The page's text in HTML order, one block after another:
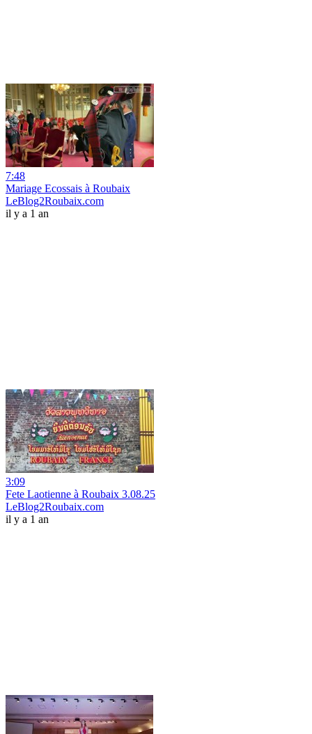
7:48
Mariage Ecossais à Roubaix
LeBlog2Roubaix.com
il y a 1 an
3:09
Fete Laotienne à Roubaix 3.08.25
LeBlog2Roubaix.com
il y a 1 an